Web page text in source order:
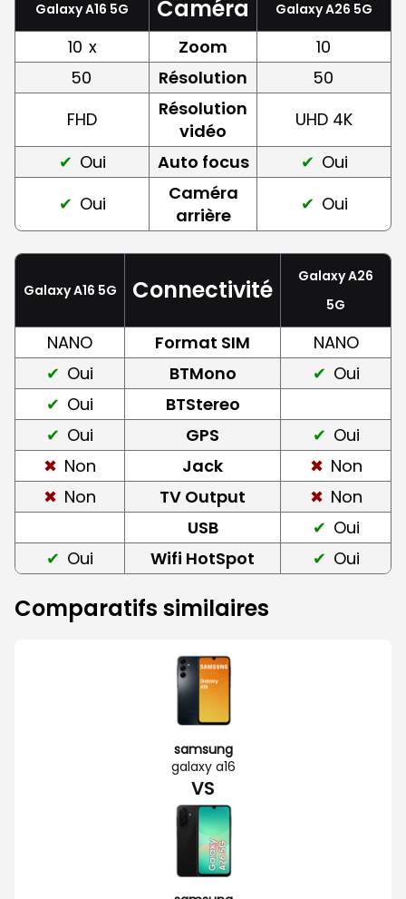
Galaxy A16 5G Caméra Galaxy A26 5G
10 x Zoom
10
50
Résolution
50
FHD
Résolution
vidéo
UHD 4K
Oui
Auto focus
Oui
Oui
Caméra
arrière
Oui
Galaxy A16 5G Connectivité
Galaxy A26
5G
NANO Format SIM
NANO
Oui
BTMono
Oui
Oui
BTStereo
Oui
GPS
Oui
Non
Jack
Non
Non
TV Output
Non
USB
Oui
Oui
Wifi HotSpot Oui
Comparatifs similaires
samsung
galaxy a16
VS